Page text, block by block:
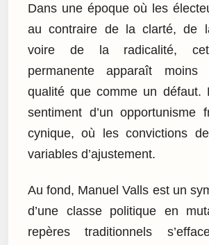
Dans une époque où les
au contraire de la clarté, de
voire de la radicalité,
permanente apparaît moins
qualité que comme un défaut.
sentiment d’un opportunisme
cynique, où les convictions
variables d’ajustement.
Au fond, Manuel Valls est un
d’une classe politique en
repères traditionnels